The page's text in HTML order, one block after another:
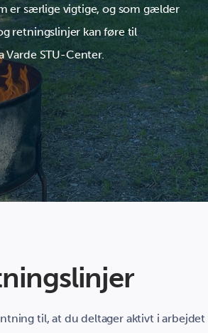
er særlige vigtige, og som gælder
retningslinjer kan føre til
Varde STU-Center.
til, at du deltager aktivt i arbejdet